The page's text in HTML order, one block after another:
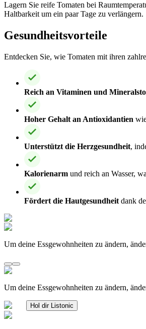
Lagern Sie reife Tomaten bei
Haltbarkeit um ein paar Tage zu verlängern.
Gesundheitsvorteile
Entdecken Sie, wie Tomaten mit ihren
Reich an Vitaminen und
Hoher Gehalt an Antioxidantien
Unterstützt die Herzgesundheit,
Kalorienarm und reich an Wasser,
Fördert die Hautgesundheit dank
Um deine Essgewohnheiten zu ändern,
Um deine Essgewohnheiten zu ändern,
Hol dir Listonic